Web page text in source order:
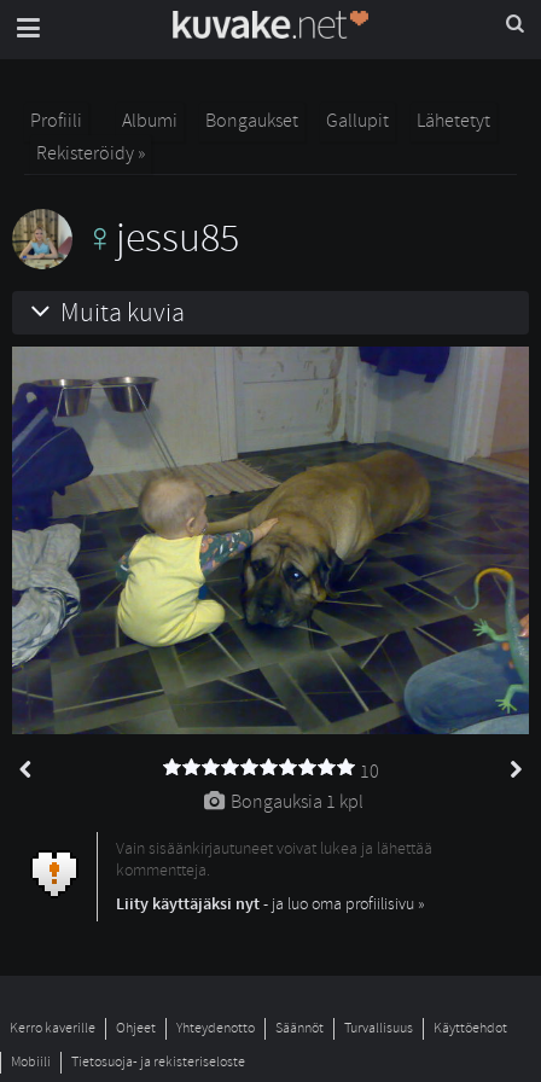
Profiili Albumi Bongaukset Gallupit
Lähetetyt
Rekisteröidy »
jessu85
Muita kuvia
10
Bongauksia 1 kpl
Vain sisäänkirjautuneet voivat lukea ja lähettää
kommentteja.
Liity käyttäjäksi nyt- ja luo oma profiilisivu »
Kerro kaverille Ohjeet Yhteydenotto Säännöt Turvallisuus
Käyttöehdot
Mobiili
Tietosuoja- ja rekisteriseloste